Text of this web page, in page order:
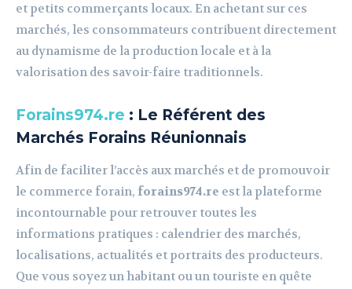
et petits commerçants locaux. En achetant sur ces
marchés, les consommateurs contribuent directement
au dynamisme de la production locale et à la
valorisation des savoir-faire traditionnels.
Forains974.re : Le Référent des
Marchés Forains Réunionnais
Afin de faciliter l’accès aux marchés et de promouvoir
le commerce forain, forains974.re est la plateforme
incontournable pour retrouver toutes les
informations pratiques : calendrier des marchés,
localisations, actualités et portraits des producteurs.
Que vous soyez un habitant ou un touriste en quête